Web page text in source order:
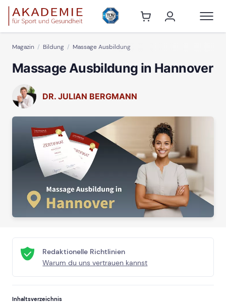
Magazin Bildung Massage Ausbildung
Massage Ausbildung in Hannover
DR. JULIAN BERGMANN
Redaktionelle Richtlinien
Warum du uns vertrauen kannst
Inhaltsverzeichnis